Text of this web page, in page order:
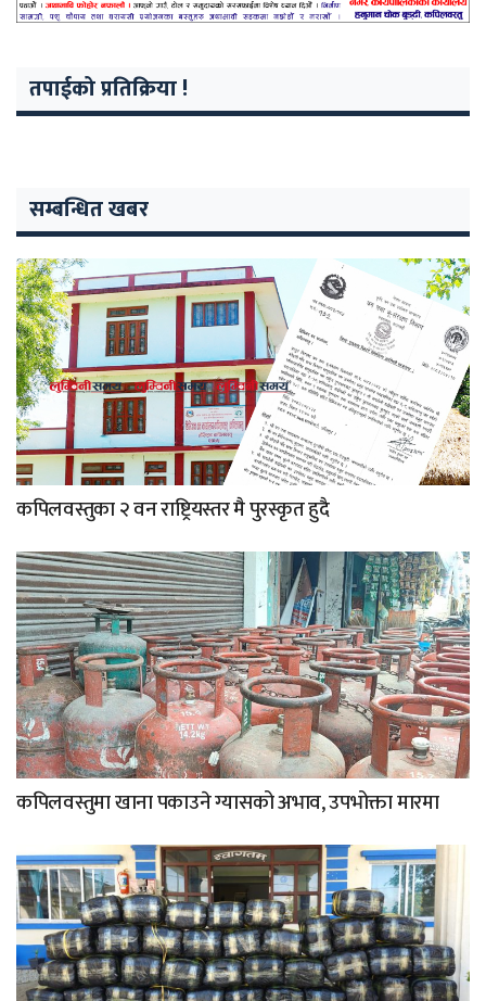
तपाईको प्रतिक्रिया !
सम्बन्धित खबर
कपिलवस्तुका २ वन राष्ट्रियस्तर मै पुरस्कृत हुदै
कपिलवस्तुमा खाना पकाउने ग्यासको अभाव, उपभोक्ता मारमा